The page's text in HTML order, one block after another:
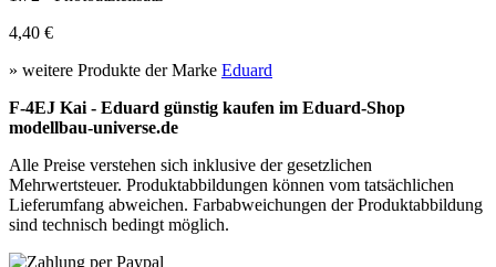
4,40 €
» weitere Produkte der Marke Eduard
F-4EJ Kai - Eduard günstig kaufen im Eduard-Shop
modellbau-universe.de
Alle Preise verstehen sich inklusive der gesetzlichen
Mehrwertsteuer. Produktabbildungen können vom tatsächlichen
Lieferumfang abweichen. Farbabweichungen der Produktabbildung
sind technisch bedingt möglich.